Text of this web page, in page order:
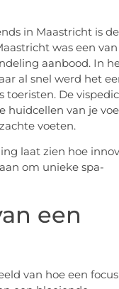
in Maastricht is de
was een
aanbood. In
al snel werd het
toeristen. De
huidcellen van je
voeten.
laat zien hoe
om unieke spa-
een
van hoe een